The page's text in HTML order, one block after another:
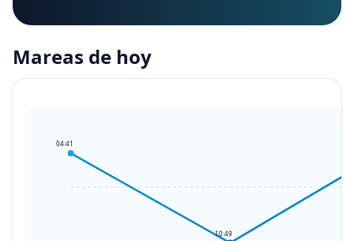
Mareas de hoy
04:41
10:49